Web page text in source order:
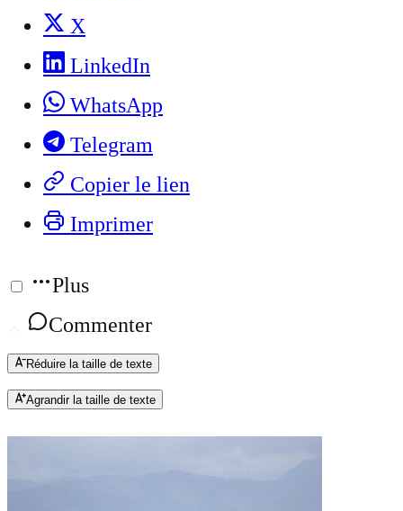
X
LinkedIn
WhatsApp
Telegram
Copier le lien
Imprimer
Plus
Commenter
Réduire la taille de texte
Agrandir la taille de texte